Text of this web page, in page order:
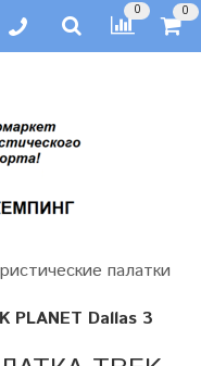
0 0
палатки
PLANET Dallas 3